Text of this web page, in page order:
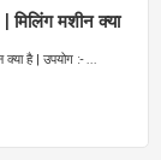
मशीन क्या
है | उपयोग :- ...